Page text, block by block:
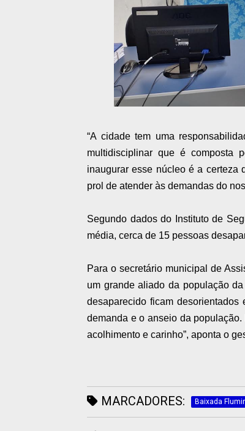
“A cidade tem uma
multidisciplinar que é composta
inaugurar esse núcleo é a certeza
prol de atender às demandas do
Segundo dados do Instituto de
média, cerca de 15 pessoas
Para o secretário municipal de
um grande aliado da população
desaparecido ficam
demanda e o anseio da
acolhimento e carinho”, aponta o
MARCADORES: Baixada